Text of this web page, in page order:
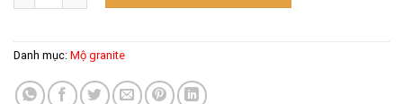
Danh mục: Mộ granite